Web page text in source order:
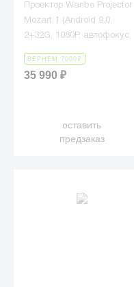
Проектор Wanbo Projector
Mozart 1 (Android 9.0,
2+32G, 1080P, автофокус,
ВЕРНЕМ 7000 ₽
35 990₽
оставить
предзаказ